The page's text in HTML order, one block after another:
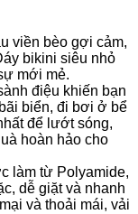
viền bèo gợi cảm,
bikini siêu nhỏ
mới mẻ.
điệu khiến bạn
biển, đi bơi ở bể
để lướt sóng,
hoàn hảo cho
làm từ Polyamide,
dễ giặt và nhanh
và thoải mái, vải